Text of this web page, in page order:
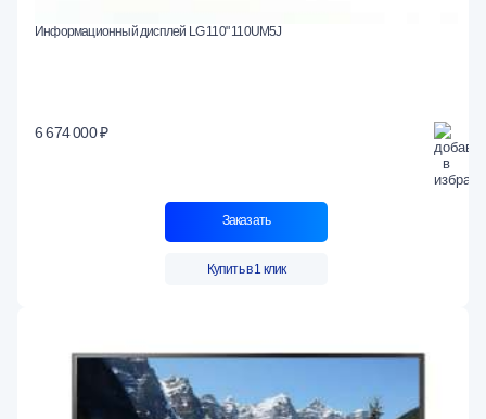
Информационный дисплей LG 110" 110UM5J
6 674 000 ₽
Заказать
Купить в 1 клик